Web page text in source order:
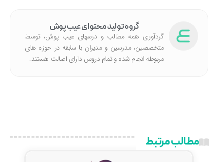
گروه تولید محتوای عیب پوش
گردآوری همه مطالب و درسهای عیب پوش، توسط
متخصصین، مدرسین و مدیران با سابقه در حوزه های
مربوطه انجام شده‌ و تمام دروس دارای اصالت هستند.
مطالب مرتبط